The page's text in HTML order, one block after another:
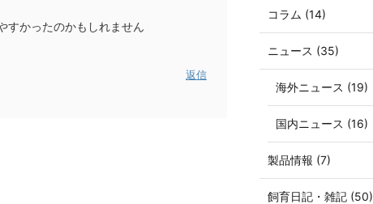
すかったのかもしれません
返信
コラム (14)
ニュース (35)
海外ニュース (19)
国内ニュース (16)
製品情報 (7)
飼育日記・雑記 (50)